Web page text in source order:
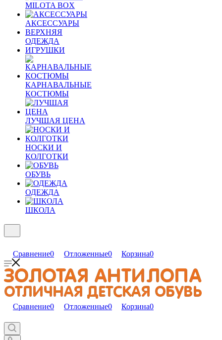
MILOTA BOX
АКСЕССУАРЫ
ВЕРХНЯЯ
ОДЕЖДА
ИГРУШКИ
КАРНАВАЛЬНЫЕ
КОСТЮМЫ
ЛУЧШАЯ ЦЕНА
НОСКИ И
КОЛГОТКИ
ОБУВЬ
ОДЕЖДА
ШКОЛА
Сравнение0 Отложенные0 Корзина0
Сравнение0 Отложенные0 Корзина0